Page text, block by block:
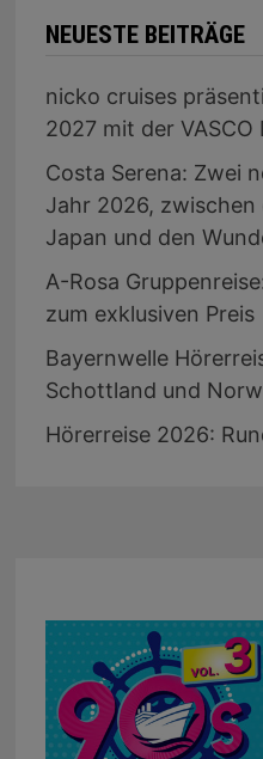
NEUESTE BEITRÄGE
nicko cruises
2027 mit der VASCO
Costa Serena: Zwei
Jahr 2026,
Japan und den
A-Rosa
zum exklusiven Preis
Bayernwelle
Schottland und
Hörerreise 2026: